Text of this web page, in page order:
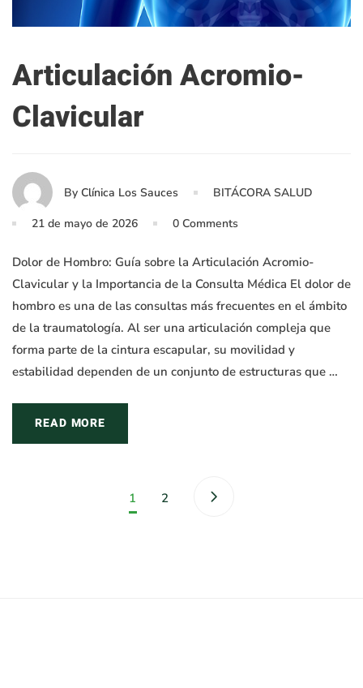
Articulación Acromio-
Clavicular
By Clínica Los Sauces BITÁCORA SALUD
21 de mayo de 2026 0 Comments
Dolor de Hombro: Guía sobre la Articulación Acromio-
Clavicular y la Importancia de la Consulta Médica El dolor de
hombro es una de las consultas más frecuentes en el ámbito
de la traumatología. Al ser una articulación compleja que
forma parte de la cintura escapular, su movilidad y
estabilidad dependen de un conjunto de estructuras que …
READ MORE
1 2